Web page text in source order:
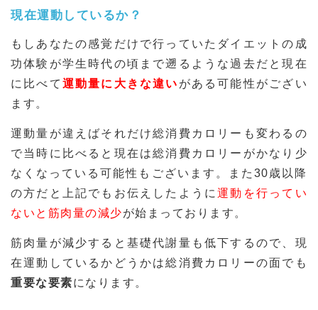
現在運動しているか？
もしあなたの感覚だけで行っていたダイエットの成
功体験が学生時代の頃まで遡るような過去だと現在
に比べて 運動量に大きな違い がある可能性がござい
ます。
運動量が違えばそれだけ総消費カロリーも変わるの
で当時に比べると現在は総消費カロリーがかなり少
なくなっている可能性もございます。また30歳以降
の方だと上記でもお伝えしたように運動を行ってい
ないと筋肉量の減少が始まっております。
筋肉量が減少すると基礎代謝量も低下するので、現
在運動しているかどうかは総消費カロリーの面でも
重要な要素になります。